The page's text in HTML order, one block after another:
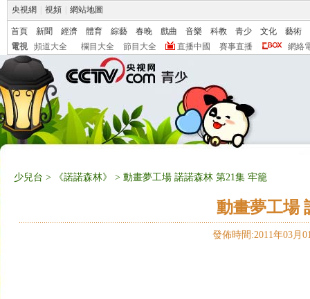
央視網 視頻 網站地圖
首頁 新聞 經濟 體育 綜藝 春晚 戲曲 音樂 科教 青少 文化
藝術
電視
頻道大全 欄目大全 節目大全 直播中國 賽事直播 網絡
少兒台 > 《諾諾森林》 > 動畫夢工場 諾諾森林 第21集 牢籠
動畫夢工場
發佈時間:2011年03月